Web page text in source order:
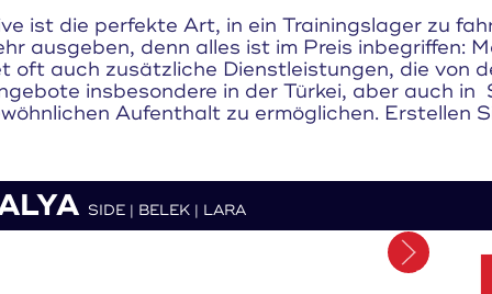
ist die perfekte Art, in ein Trainingslager zu
ausgeben, denn alles ist im Preis inbegriffen:
oft auch zusätzliche Dienstleistungen, die von
insbesondere in der Türkei, aber auch
Aufenthalt zu ermöglichen. Erstellen
SIDE | BELEK | LARA
Merken